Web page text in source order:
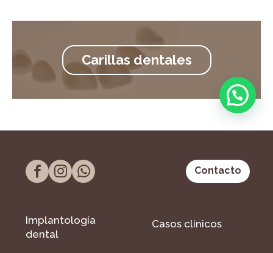
Carillas dentales
Contacto
Implantología
dental
Casos clínicos